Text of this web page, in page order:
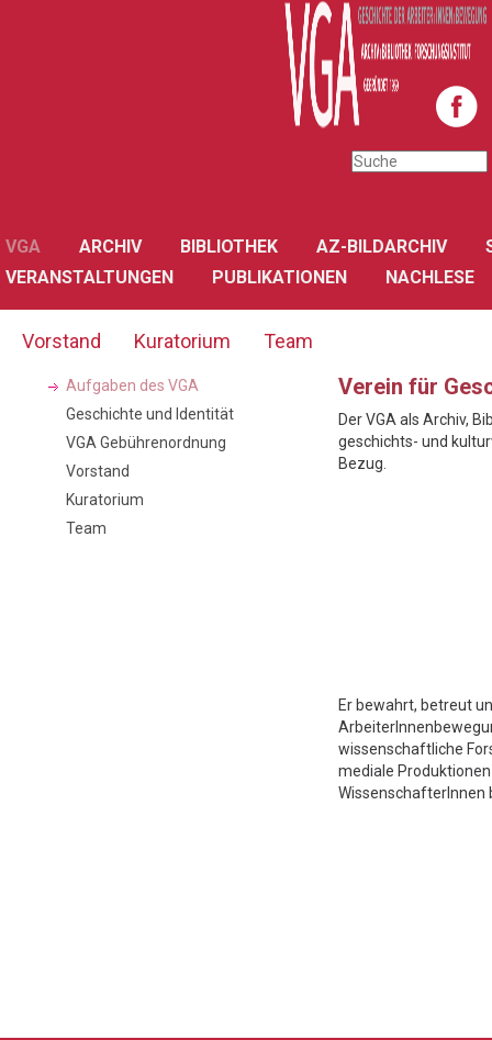
VGA ARCHIV BIBLIOTHEK AZ-BILDARCHIV
VERANSTALTUNGEN
PUBLIKATIONEN NACHLESE
Vorstand Kuratorium Team
Aufgaben des VGA
Geschichte und Identität
VGA Gebührenordnung
Vorstand
Kuratorium
Team
Verein für
Der VGA als Archiv,
geschichts- und
Bezug.
Er bewahrt, betreut
wissenschaftliche
mediale
WissenschafterInnen